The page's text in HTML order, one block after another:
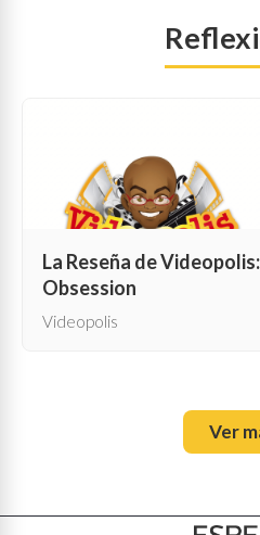
La Reseña de Videopolis:
Obsession
Videopolis
Ver